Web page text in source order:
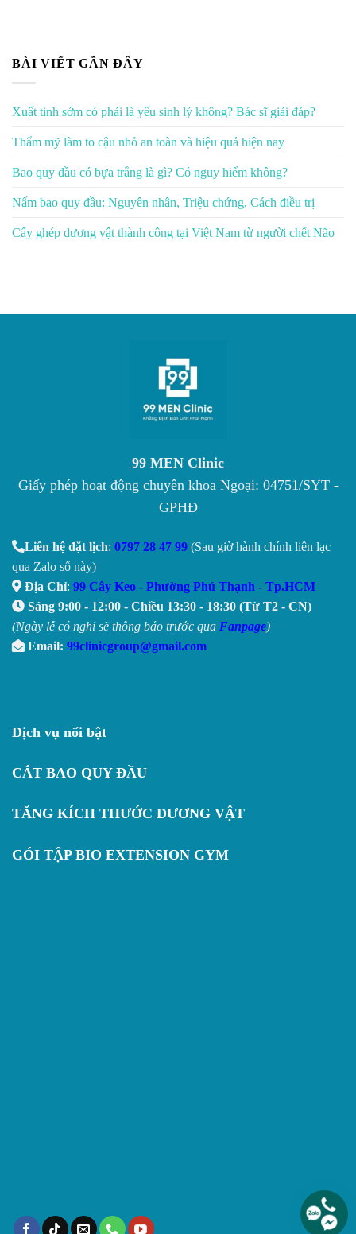
BÀI VIẾT GẦN ĐÂY
Xuất tinh sớm có phải là yếu sinh lý không? Bác sĩ giải đáp?
Thẩm mỹ làm to cậu nhỏ an toàn và hiệu quả hiện nay
Bao quy đầu có bựa trắng là gì? Có nguy hiểm không?
Nấm bao quy đầu: Nguyên nhân, Triệu chứng, Cách điều trị
Cấy ghép dương vật thành công tại Việt Nam từ người chết Não
99 MEN Clinic
Giấy phép hoạt động chuyên khoa Ngoại: 04751/SYT -
GPHĐ
Liên hệ đặt lịch: 0797 28 47 99 (Sau giờ hành chính liên lạc
qua Zalo số này)
Địa Chỉ: 99 Cây Keo - Phường Phú Thạnh - Tp.HCM
Sáng 9:00 - 12:00 - Chiều 13:30 - 18:30 (Từ T2 - CN)
(Ngày lễ có nghỉ sẽ thông báo trước qua Fanpage)
Email: 99clinicgroup@gmail.com
Dịch vụ nổi bật
CẮT BAO QUY ĐẦU
TĂNG KÍCH THƯỚC DƯƠNG VẬT
GÓI TẬP BIO EXTENSION GYM